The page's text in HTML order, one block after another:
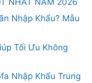
Nhập Khẩu? Mẫu
Tối Ưu Không
Nhập Khẩu Trung